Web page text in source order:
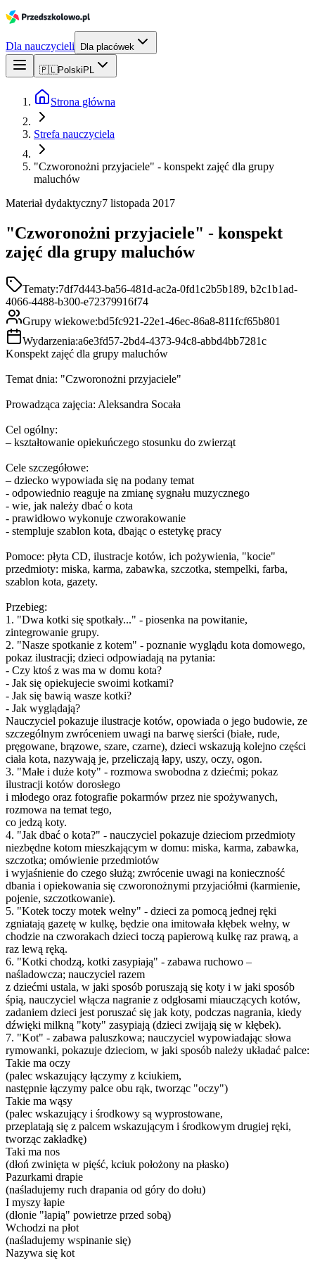
Dla nauczycieli Dla placówek
🇵🇱Polski PL
Strona główna
Strefa nauczyciela
"Czworonożni przyjaciele" - konspekt zajęć dla grupy
maluchów
Materiał dydaktyczny7 listopada 2017
"Czworonożni przyjaciele" - konspekt
zajęć dla grupy maluchów
Tematy:7df7d443-ba56-481d-ac2a-0fd1c2b5b189, b2c1b1ad-
4066-4488-b300-e72379916f74
Grupy wiekowe:bd5fc921-22e1-46ec-86a8-811fcf65b801
Wydarzenia:a6e3fd57-2bd4-4373-94c8-abbd4bb7281c
Konspekt zajęć dla grupy maluchów
Temat dnia: "Czworonożni przyjaciele"
Prowadząca zajęcia: Aleksandra Socała
Cel ogólny:
– kształtowanie opiekuńczego stosunku do zwierząt
Cele szczegółowe:
– dziecko wypowiada się na podany temat
- odpowiednio reaguje na zmianę sygnału muzycznego
- wie, jak należy dbać o kota
- prawidłowo wykonuje czworakowanie
- stempluje szablon kota, dbając o estetykę pracy
Pomoce: płyta CD, ilustracje kotów, ich pożywienia, "kocie"
przedmioty: miska, karma, zabawka, szczotka, stempelki, farba,
szablon kota, gazety.
Przebieg:
1. "Dwa kotki się spotkały..." - piosenka na powitanie,
zintegrowanie grupy.
2. "Nasze spotkanie z kotem" - poznanie wyglądu kota domowego,
pokaz ilustracji; dzieci odpowiadają na pytania:
- Czy ktoś z was ma w domu kota?
- Jak się opiekujecie swoimi kotkami?
- Jak się bawią wasze kotki?
- Jak wyglądają?
Nauczyciel pokazuje ilustracje kotów, opowiada o jego budowie, ze
szczególnym zwróceniem uwagi na barwę sierści (białe, rude,
pręgowane, brązowe, szare, czarne), dzieci wskazują kolejno części
ciała kota, nazywają je, przeliczają łapy, uszy, oczy, ogon.
3. "Małe i duże koty" - rozmowa swobodna z dziećmi; pokaz
ilustracji kotów dorosłego
i młodego oraz fotografie pokarmów przez nie spożywanych,
rozmowa na temat tego,
co jedzą koty.
4. "Jak dbać o kota?" - nauczyciel pokazuje dzieciom przedmioty
niezbędne kotom mieszkającym w domu: miska, karma, zabawka,
szczotka; omówienie przedmiotów
i wyjaśnienie do czego służą; zwrócenie uwagi na konieczność
dbania i opiekowania się czworonożnymi przyjaciółmi (karmienie,
pojenie, szczotkowanie).
5. "Kotek toczy motek wełny" - dzieci za pomocą jednej ręki
zgniatają gazetę w kulkę, będzie ona imitowała kłębek wełny, w
chodzie na czworakach dzieci toczą papierową kulkę raz prawą, a
raz lewą ręką.
6. "Kotki chodzą, kotki zasypiają" - zabawa ruchowo –
naśladowcza; nauczyciel razem
z dziećmi ustala, w jaki sposób poruszają się koty i w jaki sposób
śpią, nauczyciel włącza nagranie z odgłosami miauczących kotów,
zadaniem dzieci jest poruszać się jak koty, podczas nagrania, kiedy
dźwięki milkną "koty" zasypiają (dzieci zwijają się w kłębek).
7. "Kot" - zabawa paluszkowa; nauczyciel wypowiadając słowa
rymowanki, pokazuje dzieciom, w jaki sposób należy układać palce:
Takie ma oczy
(palec wskazujący łączymy z kciukiem,
następnie łączymy palce obu rąk, tworząc "oczy")
Takie ma wąsy
(palec wskazujący i środkowy są wyprostowane,
przeplatają się z palcem wskazującym i środkowym drugiej ręki,
tworząc zakładkę)
Taki ma nos
(dłoń zwinięta w pięść, kciuk położony na płasko)
Pazurkami drapie
(naśladujemy ruch drapania od góry do dołu)
I myszy łapie
(dłonie "łapią" powietrze przed sobą)
Wchodzi na płot
(naśladujemy wspinanie się)
Nazywa się kot